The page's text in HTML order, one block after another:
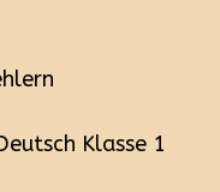
Klasse 1